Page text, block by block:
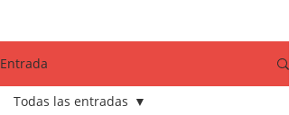
Entrada
Todas las entradas